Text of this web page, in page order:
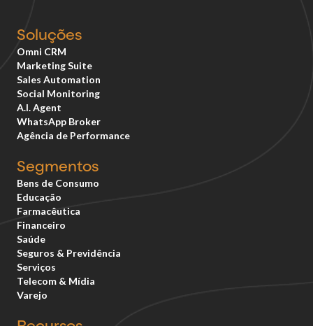
Soluções
Omni CRM
Marketing Suite
Sales Automation
Social Monitoring
A.I. Agent
WhatsApp Broker
Agência de Performance
Segmentos
Bens de Consumo
Educação
Farmacêutica
Financeiro
Saúde
Seguros & Previdência
Serviços
Telecom & Mídia
Varejo